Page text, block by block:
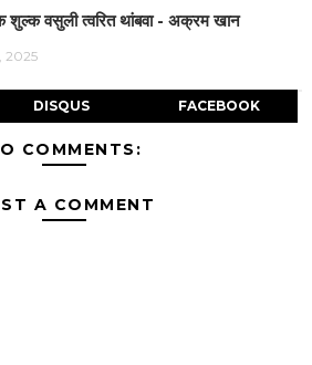
शुल्क वसुली त्वरित थांबवा - अक्रम खान
2025
DISQUS FACEBOOK
COMMENTS:
A COMMENT